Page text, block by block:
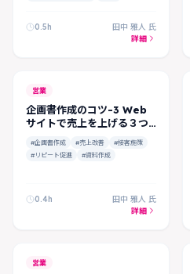
0.5h
田中 雅人 氏
詳細
営業
企画書作成のコツ-3 Web
サイトで売上を上げる３つ
#企画書作成 #売上改善
#接客施策
#リピート促進
#資料作成
0.4h
田中 雅人 氏
詳細
営業